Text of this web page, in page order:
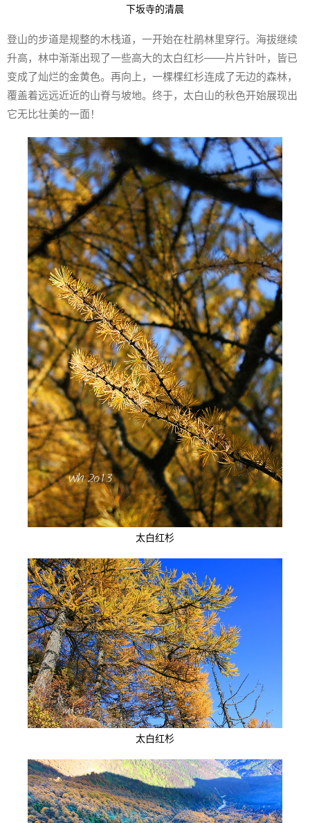
下坂寺的清晨
登山的步道是规整的木栈道，一开始在杜鹃林里穿行。海拔继续
升高，林中渐渐出现了一些高大的太白红杉——片片针叶，皆已
变成了灿烂的金黄色。再向上，一棵棵红杉连成了无边的森林，
覆盖着远远近近的山脊与坡地。终于，太白山的秋色开始展现出
它无比壮美的一面！
太白红杉
太白红杉